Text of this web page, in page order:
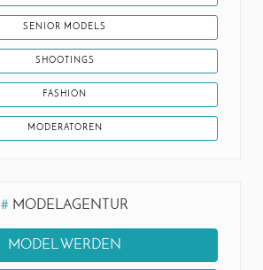
SENIOR MODELS
SHOOTINGS
FASHION
MODERATOREN
# MODELAGENTUR
MODEL WERDEN